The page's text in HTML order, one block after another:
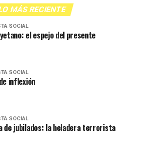
MÁS RECIENTE
SOCIAL
el espejo del presente
SOCIAL
inflexión
SOCIAL
de jubilados: la heladera terrorista